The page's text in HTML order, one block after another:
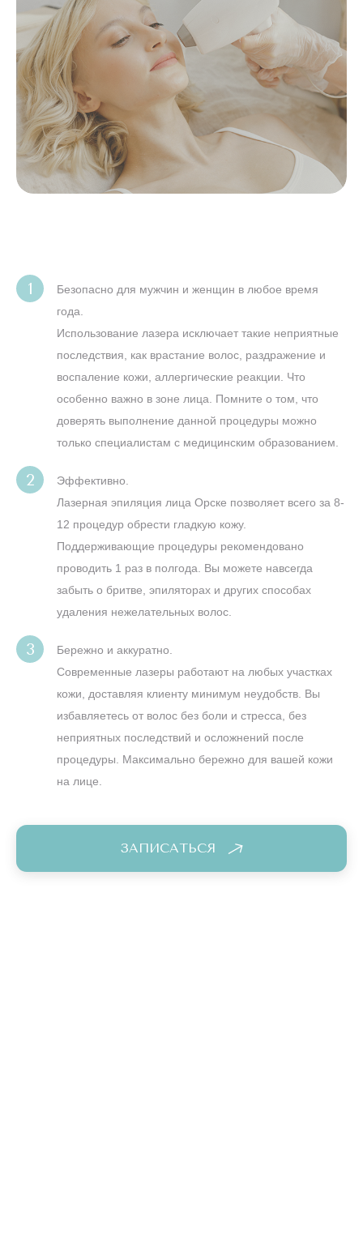
Безопасно для мужчин и женщин в любое время
года.
Использование лазера исключает такие неприятные
последствия, как врастание волос, раздражение и
воспаление кожи, аллергические реакции. Что
особенно важно в зоне лица. Помните о том, что
доверять выполнение данной процедуры можно
только специалистам с медицинским образованием.
Эффективно.
Лазерная эпиляция лица Орске позволяет всего за 8-
12 процедур обрести гладкую кожу.
Поддерживающие процедуры рекомендовано
проводить 1 раз в полгода. Вы можете навсегда
забыть о бритве, эпиляторах и других способах
удаления нежелательных волос.
Бережно и аккуратно.
Современные лазеры работают на любых участках
кожи, доставляя клиенту минимум неудобств. Вы
избавляетесь от волос без боли и стресса, без
неприятных последствий и осложнений после
процедуры. Максимально бережно для вашей кожи
на лице.
ЗАПИСАТЬСЯ